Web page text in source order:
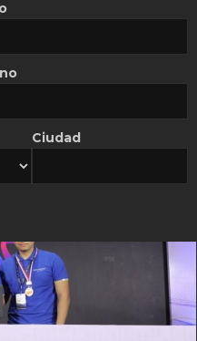
Libre por costos
2026
Ciudad